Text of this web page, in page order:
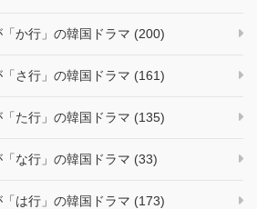
か行」の韓国ドラマ (200)
さ行」の韓国ドラマ (161)
た行」の韓国ドラマ (135)
な行」の韓国ドラマ (33)
は行」の韓国ドラマ (173)